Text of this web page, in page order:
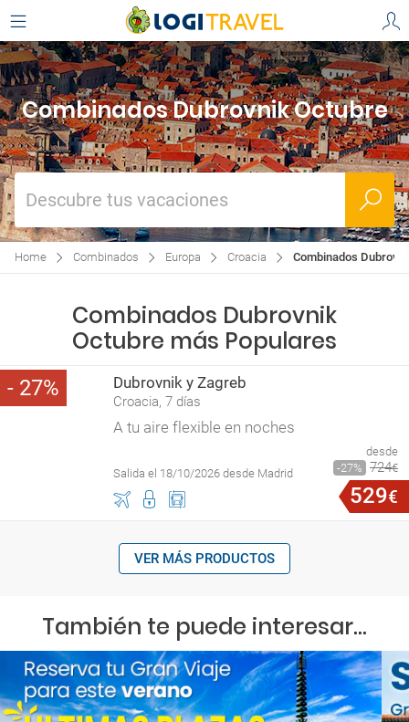
Combinados Dubrovnik Octubre
Descubre tus vacaciones
Home Combinados Europa Croacia Combinados
Combinados Dubrovnik
Octubre más Populares
27 Dubrovnik y Zagreb
Croacia, 7 días
A tu aire flexible en noches
Salida el 18/10/2026 desde Madrid
desde
27
724€
529€
VER MÁS PRODUCTOS
También te puede interesar...